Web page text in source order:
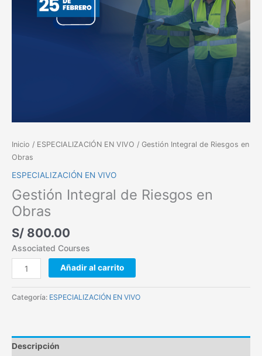
Inicio / ESPECIALIZACIÓN EN VIVO / Gestión Integral de Riesgos en
Obras
ESPECIALIZACIÓN EN VIVO
Gestión Integral de Riesgos en
Obras
S/ 800.00
Associated Courses
Añadir al carrito
Categoría: ESPECIALIZACIÓN EN VIVO
Descripción